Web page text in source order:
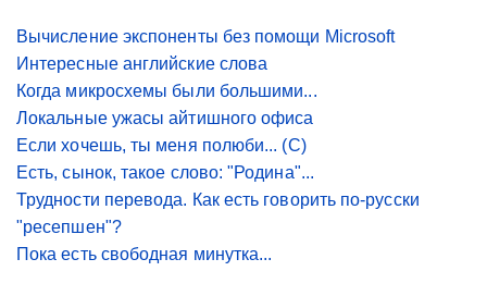
Вычисление экспоненты без помощи Microsoft
Интересные английские слова
Когда микросхемы были большими...
Локальные ужасы айтишного офиса
Если хочешь, ты меня полюби... (С)
Есть, сынок, такое слово: "Родина"...
Трудности перевода. Как есть говорить по-русски
"ресепшен"?
Пока есть свободная минутка...